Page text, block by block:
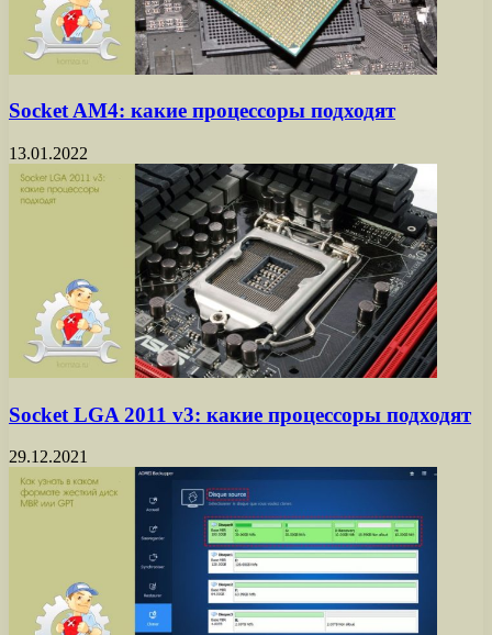
Socket AM4: какие процессоры подходят
13.01.2022
Socket LGA 2011 v3: какие процессоры подходят
29.12.2021